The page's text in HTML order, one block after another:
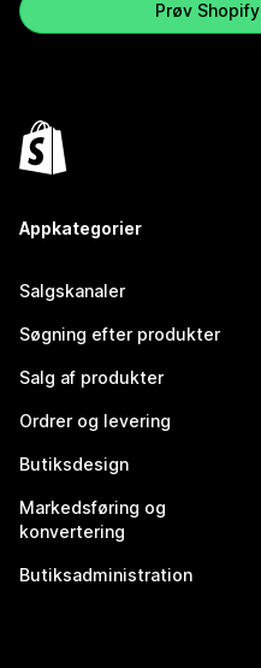
Prøv
Appkategorier
Salgskanaler
Søgning efter produkter
Salg af produkter
Ordrer og levering
Butiksdesign
Markedsføring og
konvertering
Butiksadministration